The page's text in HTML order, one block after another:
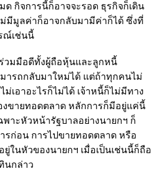
กิจการนี้ก็อาจจะรอด ธุรกิจก็เดิน
มีมูลค่าก็อาจกลับมามีค่าก็ได้ ซึ่งที่
ณ์เช่นนี้
วมมือดีทั้งผู้ถือหุ้นและลูกหนี้
ารถกลับมาใหม่ได้ แต่ถ้าทุกคนไม่
เอาอะไรก็ไม่ได้ เจ้าหนี้ก็ไม่มีทาง
งขายทอดตลาด หลักการก็มีอยู่แค่นี้
พาะหัวหน้ารัฐบาลอย่างนายกฯ ก็
รก่อน การไปขายทอดตลาด หรือ
ในหัวของนายกฯ เมื่อเป็นเช่นนี้ก็ถือ
นกล่าว